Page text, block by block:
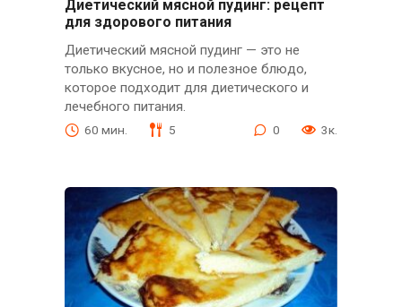
Диетический мясной пудинг: рецепт
для здорового питания
Диетический мясной пудинг — это не
только вкусное, но и полезное блюдо,
которое подходит для диетического и
лечебного питания.
60 мин. 5 0 3к.